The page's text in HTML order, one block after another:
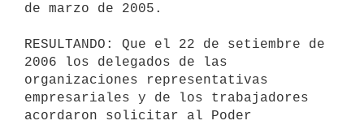
de marzo de 2005.
RESULTANDO: Que el 22 de setiembre de
2006 los delegados de las
organizaciones representativas
empresariales y de los trabajadores
acordaron solicitar al Poder